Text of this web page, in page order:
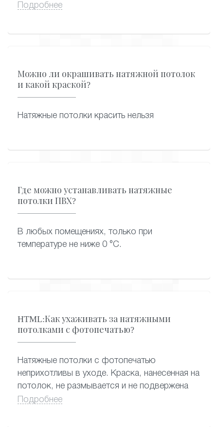
потолке не собирается конденсат.
Подробнее
Можно ли окрашивать натяжной потолок
и какой краской?
Натяжные потолки красить нельзя
Где можно устанавливать натяжные
потолки ПВХ?
В любых помещениях, только при
температуре не ниже 0 °C.
HTML:Как ухаживать за натяжными
потолками с фотопечатью?
Натяжные потолки с фотопечатью
неприхотливы в уходе. Краска, нанесенная на
потолок, не размывается и не подвержена
растрескиванию, поэтому ухаживать за
Подробнее